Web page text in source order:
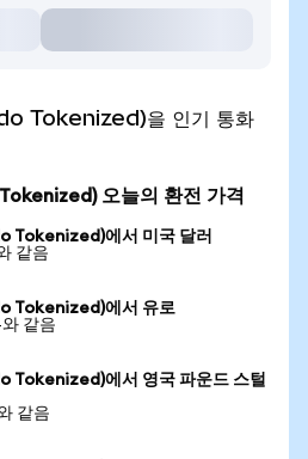
Tokenized)을 인기 통화
오늘의 환전 가격
에서 미국 달러
같음
Tokenized)에서 유로
같음
에서 영국 파운드 스털
같음